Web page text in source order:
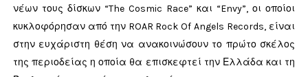
νέων τους δίσκων “The Cosmic Race” και “Envy”, οι οποίοι
κυκλοφόρησαν από την ROAR Rock Of Angels Records, είναι
στην ευχάριστη θέση να ανακοινώσουν το πρώτο σκέλος
της περιοδείας η οποία θα επισκεφτεί την Ελλάδα και τη